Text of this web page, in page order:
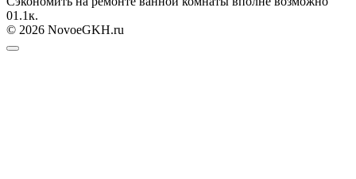
01.1к.
© 2026 NovoeGKH.ru